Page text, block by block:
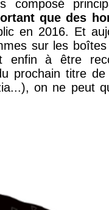
composé
que des
en 2016. Et
sur les
enfin à être
prochain titre
on ne peut